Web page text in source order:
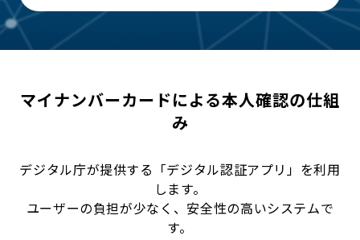
マイナンバーカードによる本人確認の仕組
み
デジタル庁が提供する「デジタル認証アプリ」を利用
します。
ユーザーの負担が少なく、安全性の高いシステムで
す。